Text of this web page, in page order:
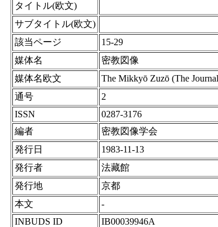
タイトル(欧文)
サブタイトル(欧文)
該当ページ
15-29
媒体名
密教図像
媒体名欧文
The Mikkyō Zuzō (The
通号
2
ISSN
0287-3176
編者
密教図像学会
発行日
1983-11-13
発行者
法藏館
発行地
京都
本文
-
INBUDS ID
IB00039946A